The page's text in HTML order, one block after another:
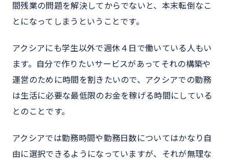
間残業の問題を解決してからでないと、本末転倒なこ
とになってしまうということです。
アクシアにも学生以外で週休４日で働いている人もい
ます。自分で作りたいサービスがあってそれの構築や
運営のために時間を割きたいので、アクシアでの勤務
は生活に必要な最低限のお金を稼げる時間にしている
とのことです。
アクシアでは勤務時間や勤務日数についてはかなり自
由に選択できるようになっていますが、それが無理な